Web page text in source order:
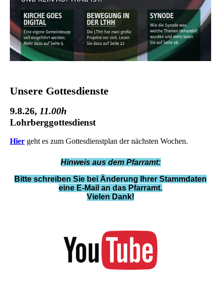
Unsere Gottesdienste
9.8.26, 11.00h
Lohrberggottesdienst
Hier geht es zum Gottesdienstplan der nächsten Wochen.
Hinweis aus dem Pfarramt:
Bitte schreiben Sie bei Änderung Ihrer Stammdaten
eine E-Mail an das Pfarramt.
Vielen Dank!